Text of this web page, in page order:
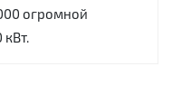
огромной